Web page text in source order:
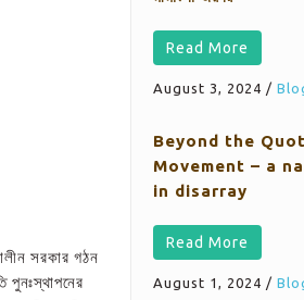
সরকার গঠন
পুনঃস্থাপনের
Read More
August 3, 2024 /
Beyond the
Movement – a
in disarray
Read More
August 1, 2024 /